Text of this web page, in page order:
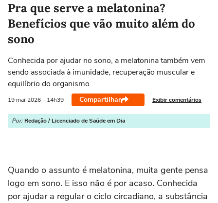
Pra que serve a melatonina?
Benefícios que vão muito além do
sono
Conhecida por ajudar no sono, a melatonina também vem
sendo associada à imunidade, recuperação muscular e
equilíbrio do organismo
19 mai 2026 - 14h39 Compartilhar Exibir comentários
Por: Redação / Licenciado de Saúde em Dia
Quando o assunto é melatonina, muita gente pensa
logo em sono. E isso não é por acaso. Conhecida
por ajudar a regular o ciclo circadiano, a substância